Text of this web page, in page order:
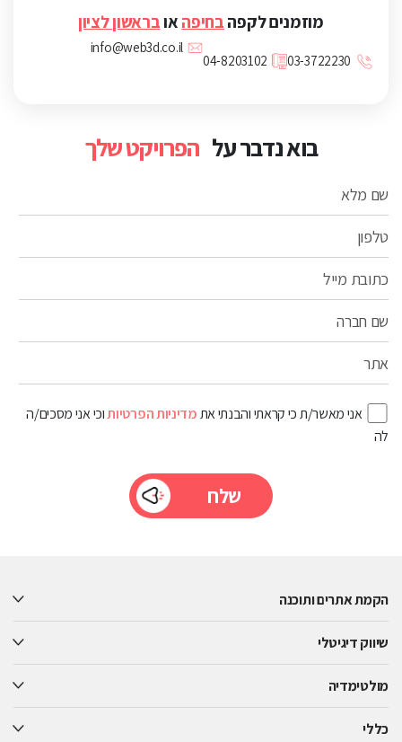
בוא נדבר על הפרויקט שלך
שם מלא
טלפון
כתובת מייל
שם חברה
אתר
אני מאשר/ת כי קראתי והבנתי אתמדיניות הפרטיותוכי אני מסכים/ה
לה
field
מוזמנים לקפה בחיפה אובראשון לציון
03-3722230
04-8203102
info@web3d.co.il
הקמת אתרים ותוכנה
שיווק דיגיטלי
מולטימדיה
כללי